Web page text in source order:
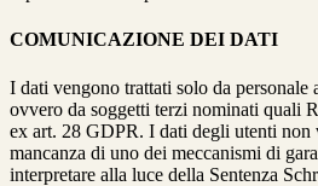
COMUNICAZIONE DEI DATI
I dati vengono trattati solo da personale
ovvero da soggetti terzi nominati quali
ex art. 28 GDPR. I dati degli utenti non
mancanza di uno dei meccanismi di
interpretare alla luce della Sentenza